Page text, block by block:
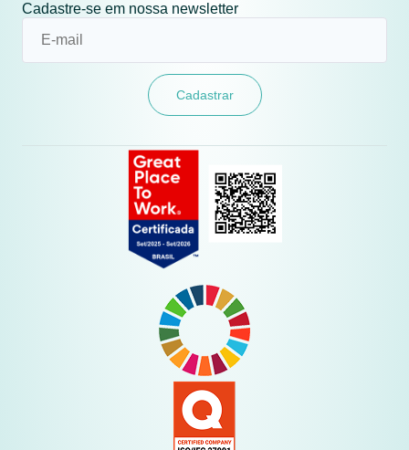
Cadastre-se em nossa newsletter
Cadastrar